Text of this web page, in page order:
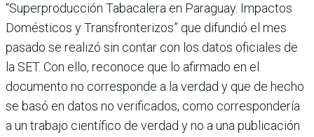
“Superproducción Tabacalera en Paraguay. Impactos
Domésti­cos y Transfronterizos” que difundió el mes
pasado se realizó sin contar con los datos oficiales de
la SET. Con ello, reconoce que lo afirmado en el
documento no corresponde a la verdad y que de hecho
se basó en datos no verificados, como correspondería
a un tra­bajo científico de verdad y no a una publi­cación